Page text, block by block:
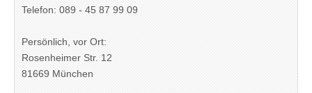
Telefon: 089 - 45 87 99 09
Persönlich, vor Ort:
Rosenheimer Str. 12
81669 München